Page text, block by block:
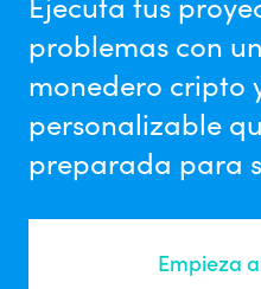
problemas con
monedero cripto
personalizable
preparada para
Empieza